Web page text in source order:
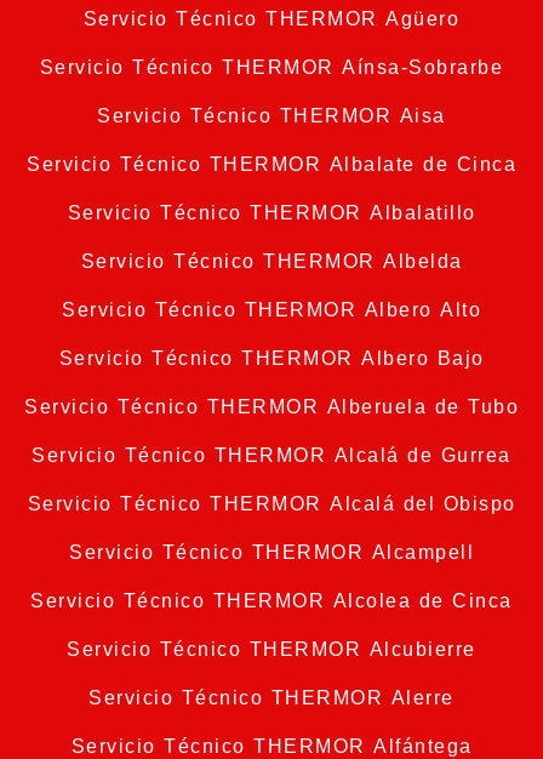
Servicio Técnico THERMOR Agüero
Servicio Técnico THERMOR Aínsa-Sobrarbe
Servicio Técnico THERMOR Aisa
Servicio Técnico THERMOR Albalate de Cinca
Servicio Técnico THERMOR Albalatillo
Servicio Técnico THERMOR Albelda
Servicio Técnico THERMOR Albero Alto
Servicio Técnico THERMOR Albero Bajo
Servicio Técnico THERMOR Alberuela de Tubo
Servicio Técnico THERMOR Alcalá de Gurrea
Servicio Técnico THERMOR Alcalá del Obispo
Servicio Técnico THERMOR Alcampell
Servicio Técnico THERMOR Alcolea de Cinca
Servicio Técnico THERMOR Alcubierre
Servicio Técnico THERMOR Alerre
Servicio Técnico THERMOR Alfántega